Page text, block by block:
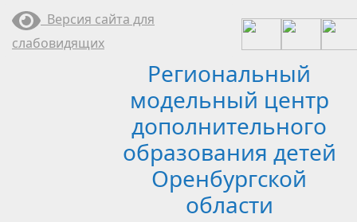
Перейти
содержимому
Версия сайта для
слабовидящих
Региональный
модельный центр
дополнительного
образования детей
Оренбургской
области